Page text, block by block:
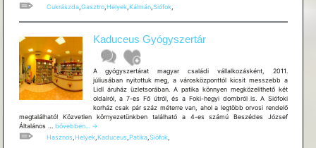
Cukrászda, Gasztro, Helyek, Kálmán, Siófok,
Kaduceus Gyógyszertár
A gyógyszertárat magyar családi vállalkozásként, 2011.
júliusában nyitottuk meg, a városközponttól kicsit messzebb a
Lidl áruház üzletsorában. A patika könnyen megközelíthető két
oldalról, a 7-es Fő útról, és a Foki-hegyi dombról is. A Siófoki
korház csak pár száz méterre van, ahol a legtöbb orvosi rendelő
megtalálható! Közvetlen környezetünkben található a 4-es számú Beszédes József
Általános … Kaduceus
Gyógyszertár
bővebben...
→
Hasznos,Helyek,Kaduceus,Patika,Siófok,